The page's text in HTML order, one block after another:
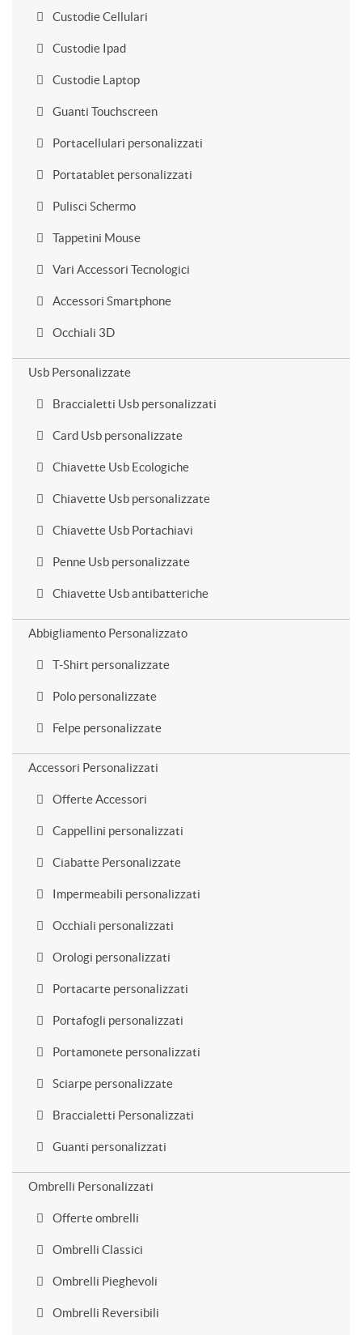
Custodie Cellulari
Custodie Ipad
Custodie Laptop
Guanti Touchscreen
Portacellulari personalizzati
Portatablet personalizzati
Pulisci Schermo
Tappetini Mouse
Vari Accessori Tecnologici
Accessori Smartphone
Occhiali 3D
Usb Personalizzate
Braccialetti Usb personalizzati
Card Usb personalizzate
Chiavette Usb Ecologiche
Chiavette Usb personalizzate
Chiavette Usb Portachiavi
Penne Usb personalizzate
Chiavette Usb antibatteriche
Abbigliamento Personalizzato
T-Shirt personalizzate
Polo personalizzate
Felpe personalizzate
Accessori Personalizzati
Offerte Accessori
Cappellini personalizzati
Ciabatte Personalizzate
Impermeabili personalizzati
Occhiali personalizzati
Orologi personalizzati
Portacarte personalizzati
Portafogli personalizzati
Portamonete personalizzati
Sciarpe personalizzate
Braccialetti Personalizzati
Guanti personalizzati
Ombrelli Personalizzati
Offerte ombrelli
Ombrelli Classici
Ombrelli Pieghevoli
Ombrelli Reversibili